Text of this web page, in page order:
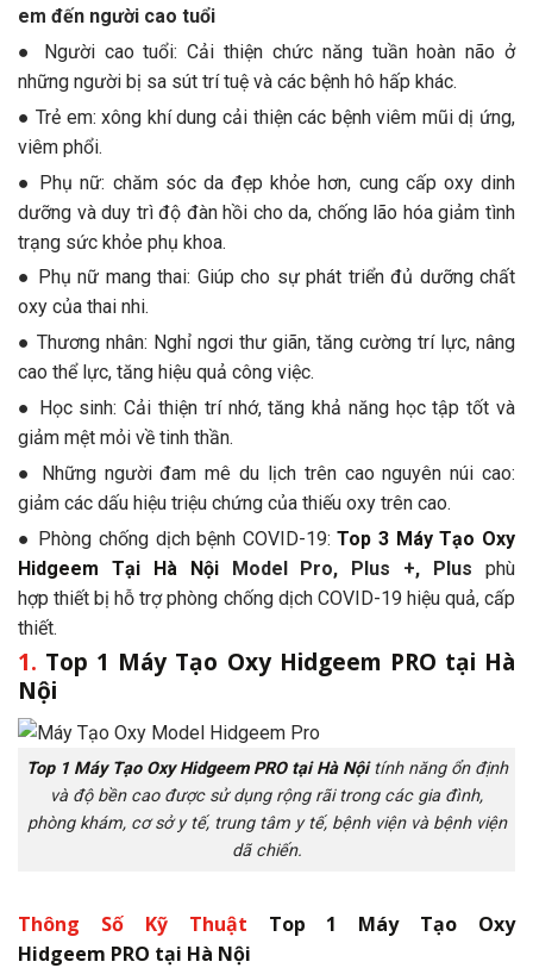
em đến người cao tuổi
● Người cao tuổi: Cải thiện chức năng tuần hoàn não ở
những người bị sa sút trí tuệ và các bệnh hô hấp khác.
● Trẻ em: xông khí dung cải thiện các bệnh viêm mũi dị ứng,
viêm phổi.
● Phụ nữ: chăm sóc da đẹp khỏe hơn, cung cấp oxy dinh
dưỡng và duy trì độ đàn hồi cho da, chống lão hóa giảm tình
trạng sức khỏe phụ khoa.
● Phụ nữ mang thai: Giúp cho sự phát triển đủ dưỡng chất
oxy của thai nhi.
● Thương nhân: Nghỉ ngơi thư giãn, tăng cường trí lực, nâng
cao thể lực, tăng hiệu quả công việc.
● Học sinh: Cải thiện trí nhớ, tăng khả năng học tập tốt và
giảm mệt mỏi về tinh thần.
● Những người đam mê du lịch trên cao nguyên núi cao:
giảm các dấu hiệu triệu chứng của thiếu oxy trên cao.
● Phòng chống dịch bệnh COVID-19:Top 3 Máy Tạo Oxy
Hidgeem Tại Hà NộiModel Pro, Plus +, Plusphù
hợp thiết bị hỗ trợ phòng chống dịch COVID-19 hiệu quả, cấp
thiết.
1. Top 1 Máy Tạo Oxy Hidgeem PRO tại Hà
Nội
Top 1 Máy Tạo Oxy Hidgeem PRO tại Hà Nộitính năng ổn định
và độ bền cao được sử dụng rộng rãi trong các gia đình,
phòng khám, cơ sở y tế, trung tâm y tế, bệnh viện và bệnh viện
dã chiến.
Thông Số Kỹ Thuật Top 1 Máy Tạo Oxy
Hidgeem PRO tại Hà Nội